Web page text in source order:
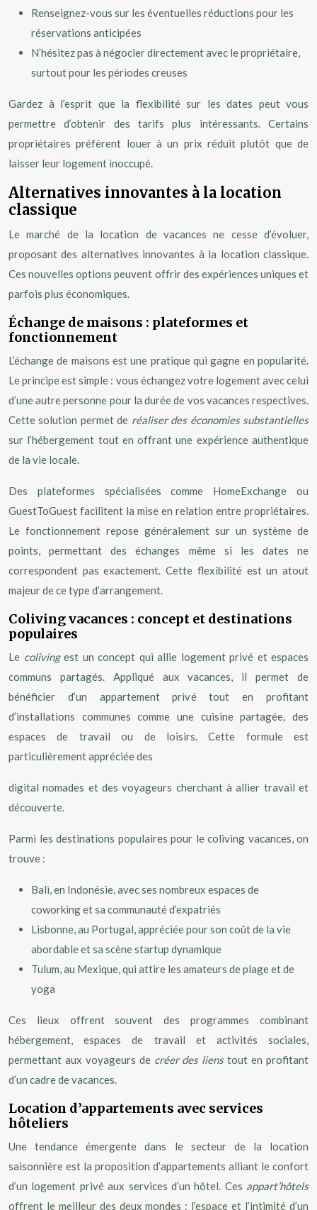
Renseignez-vous sur les éventuelles réductions pour les
réservations anticipées
N’hésitez pas à négocier directement avec le propriétaire,
surtout pour les périodes creuses
Gardez à l’esprit que la flexibilité sur les dates peut vous
permettre d’obtenir des tarifs plus intéressants. Certains
propriétaires préfèrent louer à un prix réduit plutôt que de
laisser leur logement inoccupé.
Alternatives innovantes à la location
classique
Le marché de la location de vacances ne cesse d’évoluer,
proposant des alternatives innovantes à la location classique.
Ces nouvelles options peuvent offrir des expériences uniques et
parfois plus économiques.
Échange de maisons : plateformes et
fonctionnement
L’échange de maisons est une pratique qui gagne en popularité.
Le principe est simple : vous échangez votre logement avec celui
d’une autre personne pour la durée de vos vacances respectives.
Cette solution permet de réaliser des économies substantielles
sur l’hébergement tout en offrant une expérience authentique
de la vie locale.
Des plateformes spécialisées comme HomeExchange ou
GuestToGuest facilitent la mise en relation entre propriétaires.
Le fonctionnement repose généralement sur un système de
points, permettant des échanges même si les dates ne
correspondent pas exactement. Cette flexibilité est un atout
majeur de ce type d’arrangement.
Coliving vacances : concept et destinations
populaires
Le coliving est un concept qui allie logement privé et espaces
communs partagés. Appliqué aux vacances, il permet de
bénéficier d’un appartement privé tout en profitant
d’installations communes comme une cuisine partagée, des
espaces de travail ou de loisirs. Cette formule est
particulièrement appréciée des
digital nomades et des voyageurs cherchant à allier travail et
découverte.
Parmi les destinations populaires pour le coliving vacances, on
trouve :
Bali, en Indonésie, avec ses nombreux espaces de
coworking et sa communauté d’expatriés
Lisbonne, au Portugal, appréciée pour son coût de la vie
abordable et sa scène startup dynamique
Tulum, au Mexique, qui attire les amateurs de plage et de
yoga
Ces lieux offrent souvent des programmes combinant
hébergement, espaces de travail et activités sociales,
permettant aux voyageurs de créer des lienstout en profitant
d’un cadre de vacances.
Location d’appartements avec services
hôteliers
Une tendance émergente dans le secteur de la location
saisonnière est la proposition d’appartements alliant le confort
d’un logement privé aux services d’un hôtel. Ces appart’hôtels
offrent le meilleur des deux mondes : l’espace et l’intimité d’un